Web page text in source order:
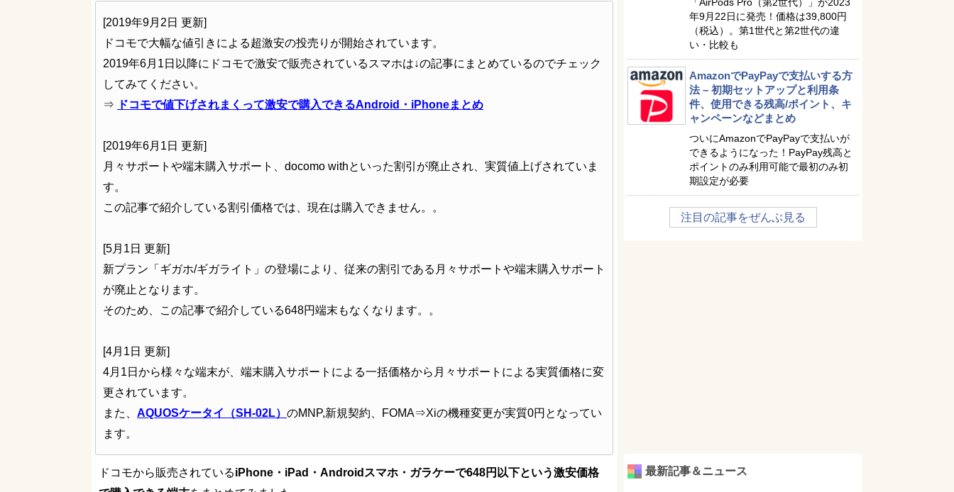
[2019年9月2日 更新]
ドコモで大幅な値引きによる超激安の投売りが開始されています。
2019年6月1日以降にドコモで激安で販売されているスマホは↓の記事にまとめているのでチェック
してみてください。
⇒
ドコモで値下げされまくって激安で購入できるAndroid・iPhoneまとめ
[2019年6月1日 更新]
月々サポートや端末購入サポート、docomo withといった割引が廃止され、実質値上げされていま
す。
この記事で紹介している割引価格では、現在は購入できません。。
[5月1日 更新]
新プラン「ギガホ/ギガライト」の登場により、従来の割引である月々サポートや端末購入サポート
が廃止となります。
そのため、この記事で紹介している648円端末もなくなります。。
[4月1日 更新]
4月1日から様々な端末が、端末購入サポートによる一括価格から月々サポートによる実質価格に変
更されています。
また、 AQUOSケータイ（SH-02L） のMNP,新規契約、FOMA⇒Xiの機種変更が実質0円となってい
ます。
ドコモから販売されているiPhone・iPad・Androidスマホ・ガラケーで648円以下という激安価格
年9月22日に発売！価格は39,800円
（税込）。第1世代と第2世代の違
い・比較も
AmazonでPayPayで支払いする方
法 – 初期セットアップと利用条
件、使用できる残高/ポイント、キ
ャンペーンなどまとめ
ついにAmazonでPayPayで支払いが
できるようになった！PayPay残高と
ポイントのみ利用可能で最初のみ初
期設定が必要
注目の記事をぜんぶ見る
最新記事＆ニュース